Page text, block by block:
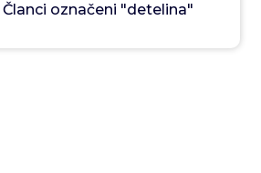
Članci označeni "detelina"